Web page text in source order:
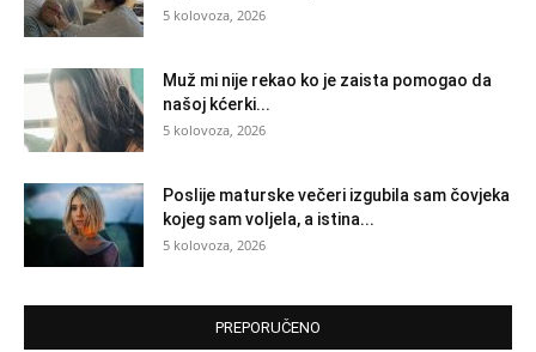
5 kolovoza, 2026
Muž mi nije rekao ko je zaista pomogao da
našoj kćerki...
5 kolovoza, 2026
Poslije maturske večeri izgubila sam čovjeka
kojeg sam voljela, a istina...
5 kolovoza, 2026
PREPORUČENO